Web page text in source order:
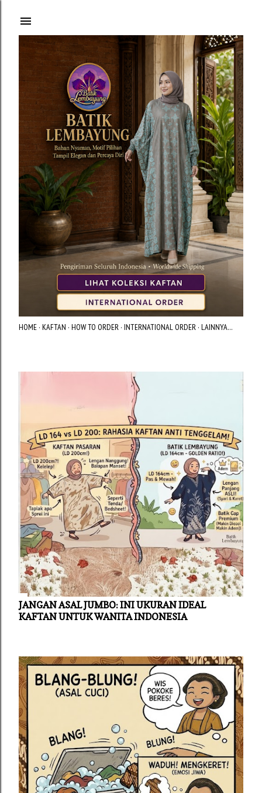
HOME KAFTAN HOW TO ORDER INTERNATIONAL ORDER LAINNYA…
t
i
n
g
a
n
JANGAN ASAL JUMBO: INI UKURAN IDEAL
KAFTAN UNTUK WANITA INDONESIA